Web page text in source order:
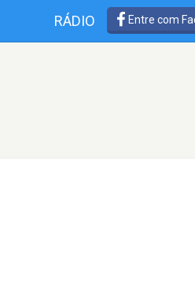
RÁDIO Entre com